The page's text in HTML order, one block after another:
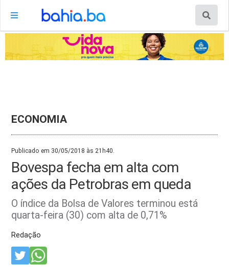
ECONOMIA
Publicado em 30/05/2018 às 21h40.
Bovespa fecha em alta com
ações da Petrobras em queda
O índice da Bolsa de Valores terminou está
quarta-feira (30) com alta de 0,71%
Redação